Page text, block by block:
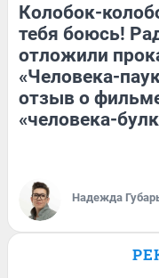
Колобок-
тебя боюсь!
отложили
«Человека-
отзыв о
«человека-
Надежда